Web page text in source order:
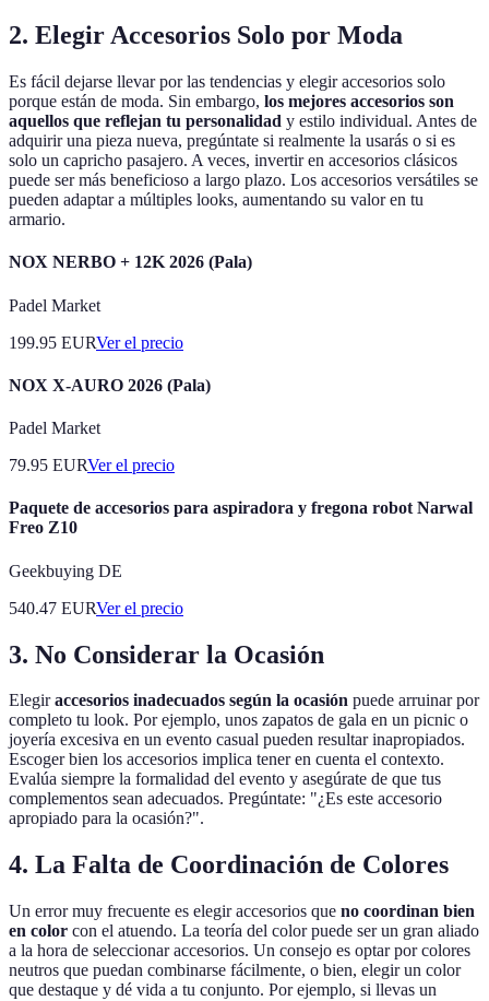
2. Elegir Accesorios Solo por Moda
Es fácil dejarse llevar por las tendencias y elegir accesorios solo
porque están de moda. Sin embargo, los mejores accesorios son
aquellos que reflejan tu personalidad y estilo individual. Antes de
adquirir una pieza nueva, pregúntate si realmente la usarás o si es
solo un capricho pasajero. A veces, invertir en accesorios clásicos
puede ser más beneficioso a largo plazo. Los accesorios versátiles se
pueden adaptar a múltiples looks, aumentando su valor en tu
armario.
NOX NERBO + 12K 2026 (Pala)
Padel Market
199.95 EURVer el precio
NOX X-AURO 2026 (Pala)
Padel Market
79.95 EURVer el precio
Paquete de accesorios para aspiradora y fregona robot Narwal
Freo Z10
Geekbuying DE
540.47 EURVer el precio
3. No Considerar la Ocasión
Elegiraccesorios inadecuados según la ocasión puede arruinar por
completo tu look. Por ejemplo, unos zapatos de gala en un picnic o
joyería excesiva en un evento casual pueden resultar inapropiados.
Escoger bien los accesorios implica tener en cuenta el contexto.
Evalúa siempre la formalidad del evento y asegúrate de que tus
complementos sean adecuados. Pregúntate: "¿Es este accesorio
apropiado para la ocasión?".
4. La Falta de Coordinación de Colores
Un error muy frecuente es elegir accesorios que no coordinan bien
en color con el atuendo. La teoría del color puede ser un gran aliado
a la hora de seleccionar accesorios. Un consejo es optar por colores
neutros que puedan combinarse fácilmente, o bien, elegir un color
que destaque y dé vida a tu conjunto. Por ejemplo, si llevas un